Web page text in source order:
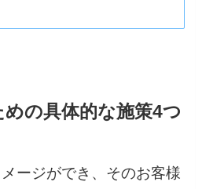
の具体的な施策4つ
ージができ、そのお客様